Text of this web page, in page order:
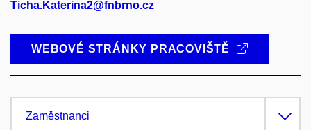
Ticha.Katerina2@fnbrno.cz
WEBOVÉ STRÁNKY PRACOVIŠTĚ
Zaměstnanci